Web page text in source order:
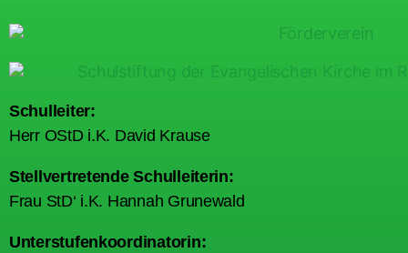
Schulleiter:
Herr OStD i.K. David Krause
Stellvertretende Schulleiterin:
Frau StD‘ i.K. Hannah Grunewald
Unterstufenkoordinatorin: